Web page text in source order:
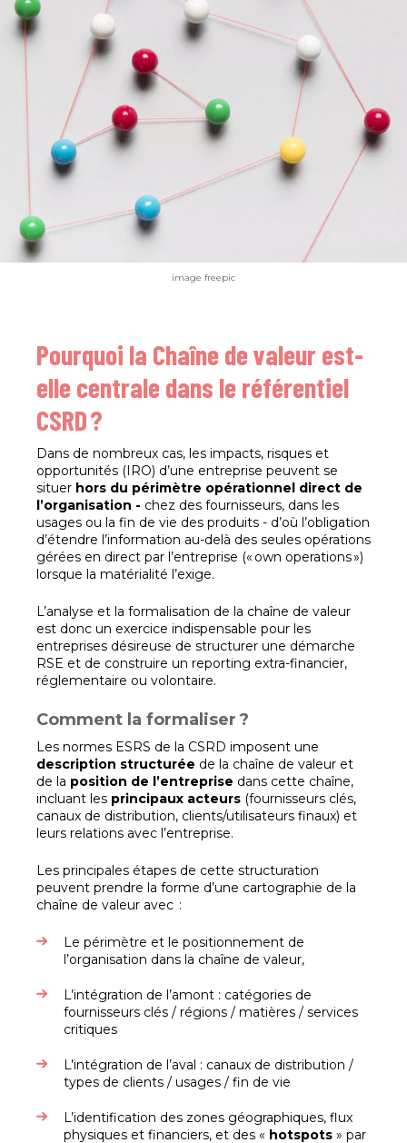
image freepic
Pourquoi la Chaîne de valeur est-
elle centrale dans le référentiel
CSRD ?
Dans de nombreux cas, les impacts, risques et
opportunités (IRO) d’une entreprise peuvent se
situer hors du périmètre opérationnel direct de
l’organisation - chez des fournisseurs, dans les
usages ou la fin de vie des produits - d’où l’obligation
d’étendre l’information au-delà des seules opérations
gérées en direct par l’entreprise (« own operations »)
lorsque la matérialité l’exige.
L’analyse et la formalisation de la chaîne de valeur
est donc un exercice indispensable pour les
entreprises désireuse de structurer une démarche
RSE et de construire un reporting extra-financier,
réglementaire ou volontaire.
Comment la formaliser ?
Les normes ESRS de la CSRD imposent une
description structurée de la chaîne de valeur et
de la position de l’entreprise dans cette chaîne,
incluant les principaux acteurs (fournisseurs clés,
canaux de distribution, clients/utilisateurs finaux) et
leurs relations avec l’entreprise.
Les principales étapes de cette structuration
peuvent prendre la forme d’une cartographie de la
chaîne de valeur avec :
Le périmètre et le positionnement de
l’organisation dans la chaîne de valeur,
L’intégration de l’amont : catégories de
fournisseurs clés / régions / matières / services
critiques
L’intégration de l’aval : canaux de distribution /
types de clients / usages / fin de vie
L’identification des zones géographiques, flux
physiques et financiers, et des « hotspots » par